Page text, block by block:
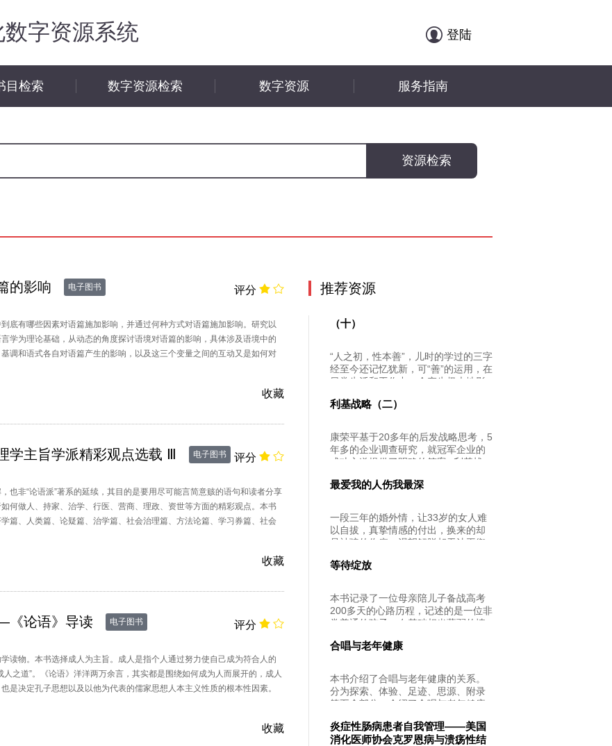
字资源系统 登陆
目检索 数字资源检索 数字资源 服务指南
的影响 电子图书 评分
底有哪些因素对语篇施加影响，并通过何种方式对语篇施加影响。研究以
学为理论基础，从动态的角度探讨语境对语篇的影响，具体涉及语境中的
调和语式各自对语篇产生的影响，以及这三个变量之间的互动又是如何对
影响的。
收藏
学主旨学派精彩观点选载 Ⅲ 电子图书 评分
也非“论语派”著系的延续，其目的是要用尽可能言简意赅的语句和读者分享
何做人、持家、治学、行医、营商、理政、资世等方面的精彩观点。本书
篇、人类篇、论疑篇、治学篇、社会治理篇、方法论篇、学习券篇、社会
人类偿赎篇等内容，精辟地
收藏
论语》导读 电子图书 评分
读物。本书选择成人为主旨。成人是指个人通过努力使自己成为符合人的
人之道”。《论语》洋洋两万余言，其实都是围绕如何成为人而展开的，成人
是决定孔子思想以及以他为代表的儒家思想人本主义性质的根本性因素。
，为我们的人生提供了一种
收藏
推荐资源
（十）
“人之初，性本善”，儿时的学过的三字
经至今还记忆犹新，可“善”的运用，在
日常生活和工作中，会产生极大地影
呢？在本期节目中，桑郁博士将继续
利基战略（二）
康荣平基于20多年的后发战略思考，5
年多的企业调查研究，就冠军企业的
成功之道提供了明确的答案--利基战
足、生存和发展，必须找到某个狭窄
竞争壁垒，不断扩展地域市场范围，
逐步巩固自己的根据地。最终成为中
国乃至全球单项冠军--利基目标。提出
在“做什么”和“怎么做”两个层面实现差
别化的思路和方法。本讲座有两大特
既不谈一般性的抽象问题，也不谈启
发性的外国问题，而是提供中国企业
新，是融合古今中外的战略思想，实
创新的中国企业战略决策人士的法
宝。
最爱我的人伤我最深
一段三年的婚外情，让33岁的女人难
以自拔，真挚情感的付出，换来的却
是被骗的伤痛，渴望解脱却无法平衡
等待绽放
本书记录了一位母亲陪儿子备战高考
200多天的心路历程，记述的是一位非
常普通的孩子，在基础相当薄弱的情
追，实现高考最后一个月的完美冲
想大学的故事。本书展现了高考给考
生带来的巨大心理压力，同时也提出
了如何缓解压力、克服焦躁、跨越心
家长都具有一定的启发和借鉴意义。
合唱与老年健康
本书介绍了合唱与老年健康的关系。
分为探索、体验、足迹、思源、附录
等五个部分，介绍了合唱与老年健康
人开展合唱活动的参考书籍。
炎症性肠病患者自我管理——美国
消化医师协会克罗恩病与溃疡性结